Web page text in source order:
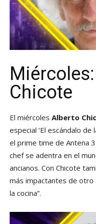
Chicote
El miércoles Alberto
especial ‘El escándalo
el prime time de Antena
chef se adentra en el
ancianos. Con Chicote
más impactantes de otro
la cocina”.